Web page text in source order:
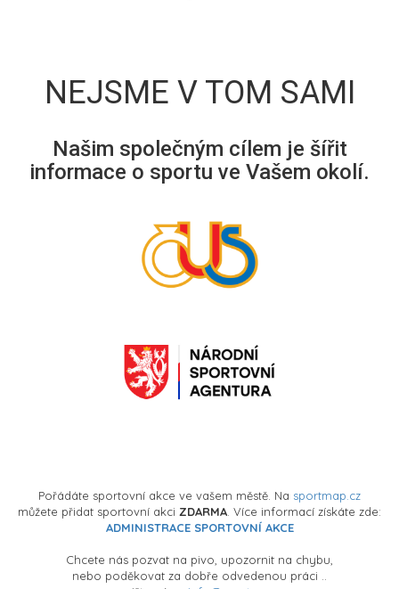
NEJSME V TOM SAMI
Našim společným cílem je šířit
informace o sportu ve Vašem okolí.
Pořádáte sportovní akce ve vašem městě. Na sportmap.cz
můžete přidat sportovní akci ZDARMA . Více informací získáte zde:
ADMINISTRACE SPORTOVNÍ AKCE
Chcete nás pozvat na pivo, upozornit na chybu,
nebo poděkovat za dobře odvedenou práci ..